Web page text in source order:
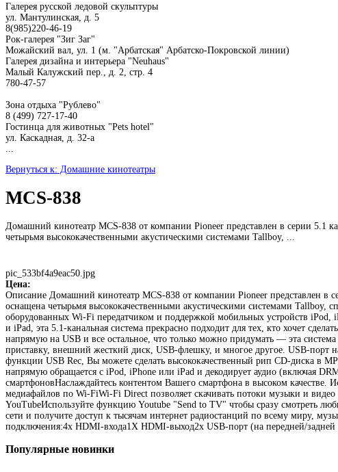
Галерея русской ледовой скульптуры
ул. Мантулинская, д. 5
8(985)220-46-19
Рок-галерея "Зиг Заг"
Можайский вал, ул. 1 (м. "Арбатская" Арбатско-Покровской линии)
Галерея дизайна и интерьера "Neuhaus"
Малый Калужский пер., д. 2, стр. 4
780-47-57
Зона отдыха "Рублево"
8 (499) 727-17-40
Гостинца для животных "Рets hotel"
ул. Каскадная, д. 32-а
Вернуться к: Домашние кинотеатры
MCS-838
Домашний кинотеатр MCS-838 от компании Pioneer представлен в серии 5.1
четырьмя высококачественными акустическими системами Tallboy, ...
pic_533bf4a9eac50.jpg
Цена:
Описание Домашний кинотеатр MCS-838 от компании Pioneer представлен в
оснащена четырьмя высококачественными акустическими системами Tallboy,
оборудованных Wi-Fi передатчиком и поддержкой мобильных устройств
и iPad, эта 5.1-канальная система прекрасно подходит для тех, кто хочет
напрямую на USB и все остальное, что только можно придумать — эта
приставку, внешний жесткий диск, USB-флешку, и многое другое. USB-порт
функции USB Rec, Вы можете сделать высококачественный рип CD-диска в
напрямую обращается с iPod, iPhone или iPad и декодирует аудио (включая
смартфоновНаслаждайтесь контентом Вашего смартфона в высоком
медиафайлов по Wi-FiWi-Fi Direct позволяет скачивать потоки музыки и
YouTubeИспользуйте функцию Youtube "Send to TV" чтобы сразу смотреть
сети и получите доступ к тысячам интернет радиостанций по всему миру,
подключения:4x HDMI-входа1X HDMI-выход2x USB-порт (на передней/
Популярные новинки